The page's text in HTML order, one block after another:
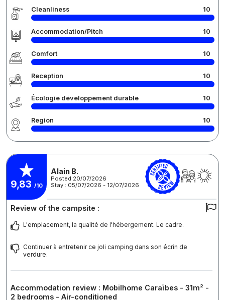
Cleanliness 10
Accommodation/Pitch 10
Comfort 10
Reception 10
Écologie développement durable 10
Region 10
9,83 /10
Alain B.
Posted 20/07/2026
Stay : 05/07/2026 - 12/07/2026
Review of the campsite :
L'emplacement, la qualité de l'hébergement. Le cadre.
Continuer à entretenir ce joli camping dans son écrin de
verdure.
Accommodation review : Mobilhome Caraïbes - 31m² -
2 bedrooms - Air-conditioned